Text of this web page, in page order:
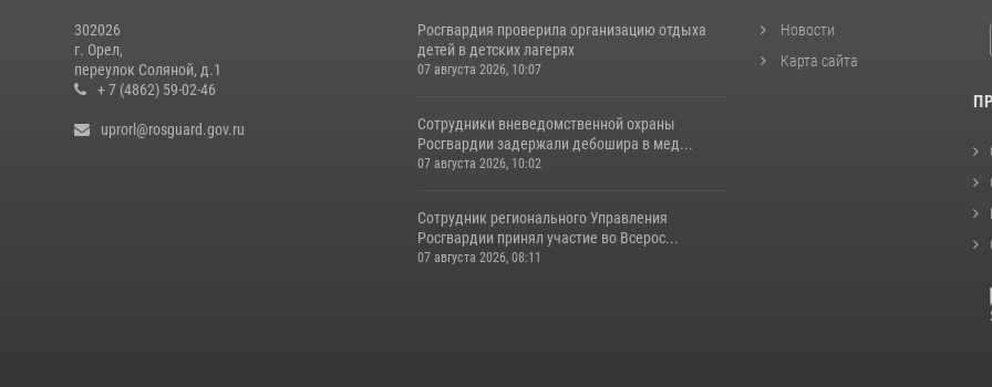
302026
г. Орел,
переулок Соляной, д.1
+ 7 (4862) 59-02-46
uprorl@rosguard.gov.ru
Росгвардия проверила организацию отдыха
детей в детских лагерях
07 августа 2026, 10:07
Сотрудники вневедомственной охраны
Росгвардии задержали дебошира в мед...
07 августа 2026, 10:02
Сотрудник регионального Управления
Росгвардии принял участие во Всерос...
07 августа 2026, 08:11
Новости
Карта сайта